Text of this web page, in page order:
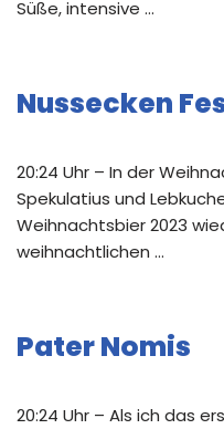
Süße, intensive …
Nussecken
20:24 Uhr – In der
Spekulatius und
Weihnachtsbier 2023
weihnachtlichen …
Pater Nomis
20:24 Uhr – Als ich das